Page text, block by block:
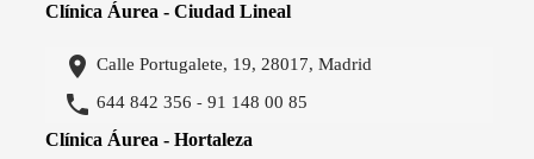
Clínica Áurea - Ciudad Lineal
 Calle Portugalete, 19, 28017, Madrid
 644 842 356 -91 148 00 85
Clínica Áurea - Hortaleza